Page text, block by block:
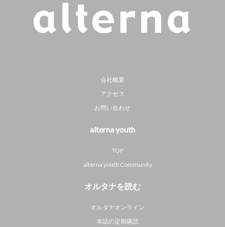
会社概要
アクセス
お問い合わせ
alterna youth
TOP
alterna youth Community
オルタナを読む
オルタナオンライン
本誌の定期購読